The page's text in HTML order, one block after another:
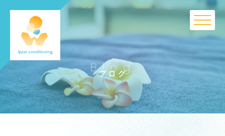
ブログ
Blog